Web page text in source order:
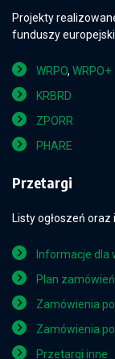
Projekty
funduszy
WRPO, WRPO+
KRBRD
ZPORR
PHARE
Przetargi
Listy ogłoszeń
Informacje dla
Plan
Zamówienia
Zamówienia
Przetargi inne